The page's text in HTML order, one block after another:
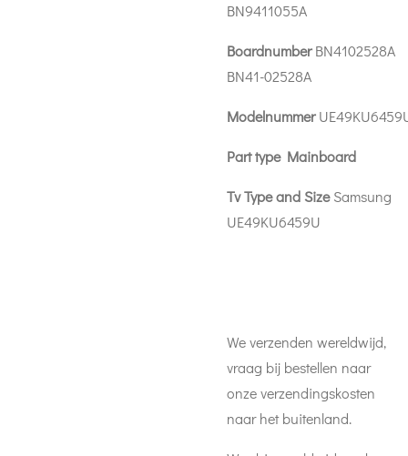
BN9411055A
BoardnumberBN4102528A
BN41-02528A
Modelnummer
Part type Mainboard
Tv Type and SizeSamsung
UE49KU6459U
We verzenden wereldwijd,
vraag bij bestellen naar
onze verzendingskosten
naar het buitenland.